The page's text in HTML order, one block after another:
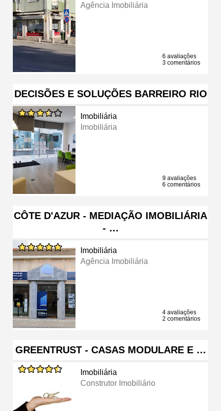
Agência Imobiliária
6 avaliações
3 comentários
DECISÕES E SOLUÇÕES BARREIRO RIO
Imobiliária
Imobiliária
9 avaliações
6 comentários
CÔTE D'AZUR - MEDIAÇÃO IMOBILIÁRIA
- …
Imobiliária
Agência Imobiliária
4 avaliações
2 comentários
GREENTRUST - CASAS MODULARE E …
Imobiliária
Construtor Imobiliário